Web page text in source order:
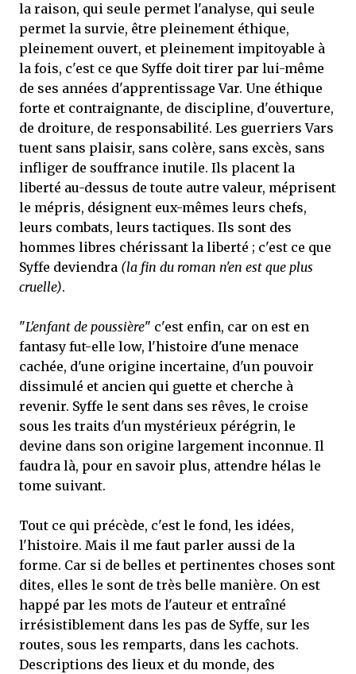
la raison, qui seule permet l'analyse, qui seule
permet la survie, être pleinement éthique,
pleinement ouvert, et pleinement impitoyable à
la fois, c'est ce que Syffe doit tirer par lui-même
de ses années d'apprentissage Var. Une éthique
forte et contraignante, de discipline, d'ouverture,
de droiture, de responsabilité. Les guerriers Vars
tuent sans plaisir, sans colère, sans excès, sans
infliger de souffrance inutile. Ils placent la
liberté au-dessus de toute autre valeur, méprisent
le mépris, désignent eux-mêmes leurs chefs,
leurs combats, leurs tactiques. Ils sont des
hommes libres chérissant la liberté ; c'est ce que
Syffe deviendra (la fin du roman n'en est que plus
cruelle).
"L'enfant de poussière" c'est enfin, car on est en
fantasy fut-elle low, l'histoire d'une menace
cachée, d'une origine incertaine, d'un pouvoir
dissimulé et ancien qui guette et cherche à
revenir. Syffe le sent dans ses rêves, le croise
sous les traits d'un mystérieux pérégrin, le
devine dans son origine largement inconnue. Il
faudra là, pour en savoir plus, attendre hélas le
tome suivant.
Tout ce qui précède, c'est le fond, les idées,
l'histoire. Mais il me faut parler aussi de la
forme. Car si de belles et pertinentes choses sont
dites, elles le sont de très belle manière. On est
happé par les mots de l'auteur et entraîné
irrésistiblement dans les pas de Syffe, sur les
routes, sous les remparts, dans les cachots.
Descriptions des lieux et du monde, des